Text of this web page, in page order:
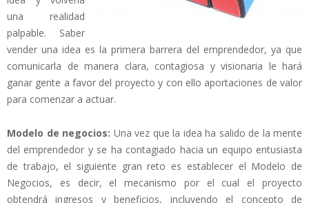
una realidad
palpable. Saber
vender una idea es la primera barrera del emprendedor, ya que
comunicarla de manera clara, contagiosa y visionaria le hará
ganar gente a favor del proyecto y con ello aportaciones de valor
para comenzar a actuar.
Modelo de negocios: Una vez que la idea ha salido de la mente
del emprendedor y se ha contagiado hacia un equipo entusiasta
de trabajo, el siguiente gran reto es establecer el Modelo de
Negocios, es decir, el mecanismo por el cual el proyecto
obtendrá ingresos y beneficios, incluyendo el concepto de